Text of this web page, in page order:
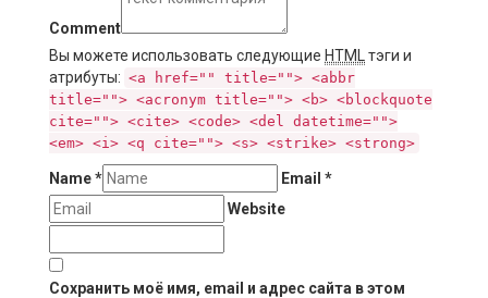
Comment
Вы можете использовать следующие HTML
тэги и
атрибуты: <a href="" title=""> <abbr
title=""> <acronym title=""> <b> <blockquote
cite=""> <cite> <code> <del datetime="">
<em> <i> <q cite=""> <s> <strike> <strong>
Name* Email *
Website
Сохранить моё имя, email и адрес сайта в этом